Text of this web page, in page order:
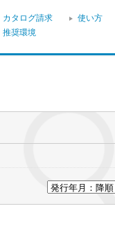
カタログ請求
使い方
推奨環境